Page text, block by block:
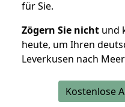
für Sie.
Zögern Sie nicht und
heute, um Ihren
Leverkusen nach
Kostenlose